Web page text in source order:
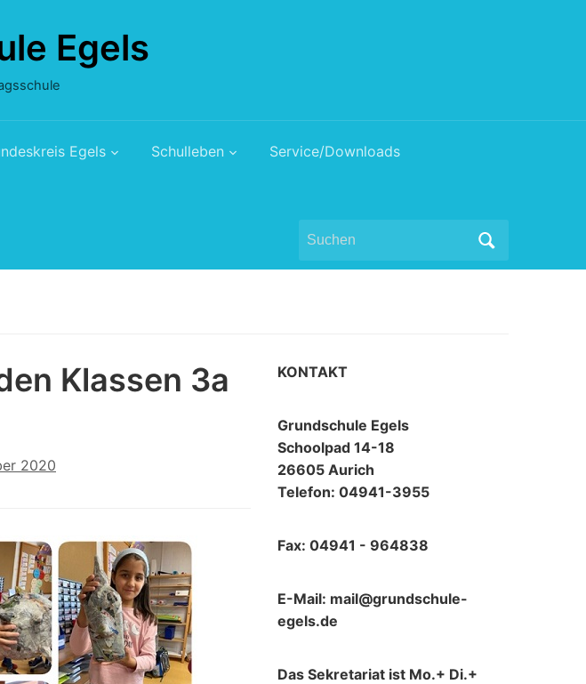
Egels
Egels Schulleben Service/Downloads
Search
Klassen 3a
2020
KONTAKT
Grundschule Egels
Schoolpad 14-18
26605 Aurich
Telefon: 04941-3955
Fax: 04941 - 964838
E-Mail: mail@grundschule-
egels.de
Das Sekretariat ist Mo.+ Di.+